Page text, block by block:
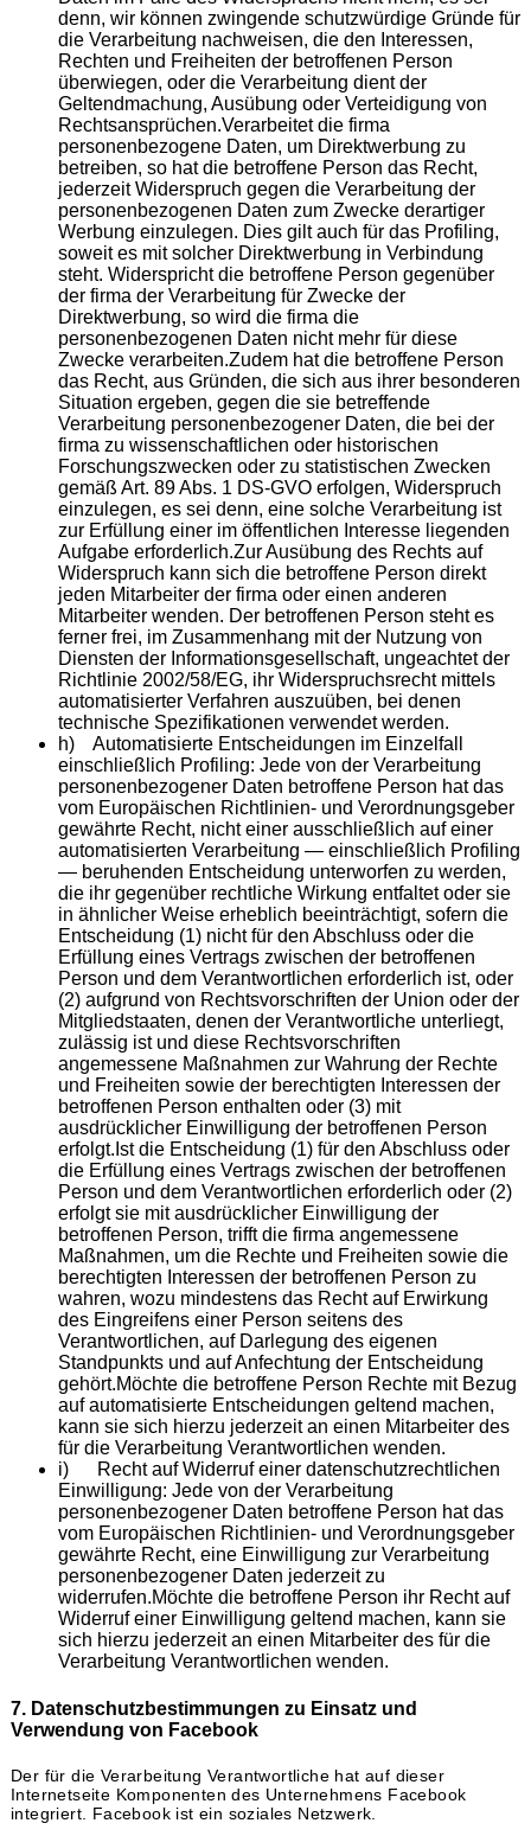
denn, wir können zwingende schutzwürdige Gründe für
die Verarbeitung nachweisen, die den Interessen,
Rechten und Freiheiten der betroffenen Person
überwiegen, oder die Verarbeitung dient der
Geltendmachung, Ausübung oder Verteidigung von
Rechtsansprüchen.Verarbeitet die firma
personenbezogene Daten, um Direktwerbung zu
betreiben, so hat die betroffene Person das Recht,
jederzeit Widerspruch gegen die Verarbeitung der
personenbezogenen Daten zum Zwecke derartiger
Werbung einzulegen. Dies gilt auch für das Profiling,
soweit es mit solcher Direktwerbung in Verbindung
steht. Widerspricht die betroffene Person gegenüber
der firma der Verarbeitung für Zwecke der
Direktwerbung, so wird die firma die
personenbezogenen Daten nicht mehr für diese
Zwecke verarbeiten.Zudem hat die betroffene Person
das Recht, aus Gründen, die sich aus ihrer besonderen
Situation ergeben, gegen die sie betreffende
Verarbeitung personenbezogener Daten, die bei der
firma zu wissenschaftlichen oder historischen
Forschungszwecken oder zu statistischen Zwecken
gemäß Art. 89 Abs. 1 DS-GVO erfolgen, Widerspruch
einzulegen, es sei denn, eine solche Verarbeitung ist
zur Erfüllung einer im öffentlichen Interesse liegenden
Aufgabe erforderlich.Zur Ausübung des Rechts auf
Widerspruch kann sich die betroffene Person direkt
jeden Mitarbeiter der firma oder einen anderen
Mitarbeiter wenden. Der betroffenen Person steht es
ferner frei, im Zusammenhang mit der Nutzung von
Diensten der Informationsgesellschaft, ungeachtet der
Richtlinie 2002/58/EG, ihr Widerspruchsrecht mittels
automatisierter Verfahren auszuüben, bei denen
technische Spezifikationen verwendet werden.
h) Automatisierte Entscheidungen im Einzelfall
einschließlich Profiling: Jede von der Verarbeitung
personenbezogener Daten betroffene Person hat das
vom Europäischen Richtlinien- und Verordnungsgeber
gewährte Recht, nicht einer ausschließlich auf einer
automatisierten Verarbeitung — einschließlich Profiling
— beruhenden Entscheidung unterworfen zu werden,
die ihr gegenüber rechtliche Wirkung entfaltet oder sie
in ähnlicher Weise erheblich beeinträchtigt, sofern die
Entscheidung (1) nicht für den Abschluss oder die
Erfüllung eines Vertrags zwischen der betroffenen
Person und dem Verantwortlichen erforderlich ist, oder
(2) aufgrund von Rechtsvorschriften der Union oder der
Mitgliedstaaten, denen der Verantwortliche unterliegt,
zulässig ist und diese Rechtsvorschriften
angemessene Maßnahmen zur Wahrung der Rechte
und Freiheiten sowie der berechtigten Interessen der
betroffenen Person enthalten oder (3) mit
ausdrücklicher Einwilligung der betroffenen Person
erfolgt.Ist die Entscheidung (1) für den Abschluss oder
die Erfüllung eines Vertrags zwischen der betroffenen
Person und dem Verantwortlichen erforderlich oder (2)
erfolgt sie mit ausdrücklicher Einwilligung der
betroffenen Person, trifft die firma angemessene
Maßnahmen, um die Rechte und Freiheiten sowie die
berechtigten Interessen der betroffenen Person zu
wahren, wozu mindestens das Recht auf Erwirkung
des Eingreifens einer Person seitens des
Verantwortlichen, auf Darlegung des eigenen
Standpunkts und auf Anfechtung der Entscheidung
gehört.Möchte die betroffene Person Rechte mit Bezug
auf automatisierte Entscheidungen geltend machen,
kann sie sich hierzu jederzeit an einen Mitarbeiter des
für die Verarbeitung Verantwortlichen wenden.
i) Recht auf Widerruf einer datenschutzrechtlichen
Einwilligung: Jede von der Verarbeitung
personenbezogener Daten betroffene Person hat das
vom Europäischen Richtlinien- und Verordnungsgeber
gewährte Recht, eine Einwilligung zur Verarbeitung
personenbezogener Daten jederzeit zu
widerrufen.Möchte die betroffene Person ihr Recht auf
Widerruf einer Einwilligung geltend machen, kann sie
sich hierzu jederzeit an einen Mitarbeiter des für die
Verarbeitung Verantwortlichen wenden.
7. Datenschutzbestimmungen zu Einsatz und
Verwendung von Facebook
Der für die Verarbeitung Verantwortliche hat auf dieser
Internetseite Komponenten des Unternehmens Facebook
integriert. Facebook ist ein soziales Netzwerk.